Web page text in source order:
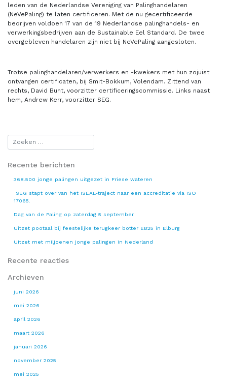
leden van de Nederlandse Vereniging van Palinghandelaren
(NeVePaling) te laten certificeren. Met de nu gecertificeerde
bedrijven voldoen 17 van de 19 Nederlandse palinghandels- en
verwerkingsbedrijven aan de Sustainable Eel Standard. De twee
overgebleven handelaren zijn niet bij NeVePaling aangesloten.
Trotse palinghandelaren/verwerkers en -kwekers met hun zojuist
ontvangen certificaten, bij Smit-Bokkum, Volendam. Zittend van
rechts, David Bunt, voorzitter certificeringscommissie. Links naast
hem, Andrew Kerr, voorzitter SEG.
Recente berichten
368.500 jonge palingen uitgezet in Friese wateren
SEG stapt over van het ISEAL-traject naar een accreditatie via ISO
17065.
Dag van de Paling op zaterdag 5 september
Uitzet pootaal bij feestelijke terugkeer botter EB25 in Elburg
Uitzet met miljoenen jonge palingen in Nederland
Recente reacties
Archieven
juni 2026
mei 2026
april 2026
maart 2026
januari 2026
november 2025
mei 2025